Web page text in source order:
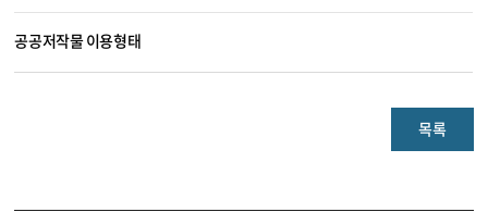
공공저작물 이용형태
목록